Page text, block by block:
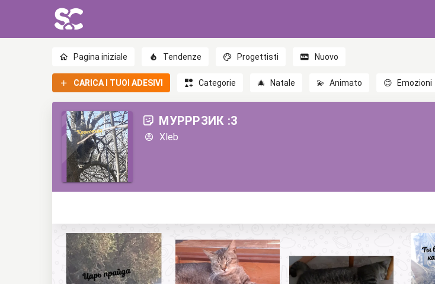
Pagina iniziale Tendenze Progettisti Nuovo
CARICA I TUOI ADESIVI Categorie 🎄 Natale 💫 Animato 😊 Emozioni
МУРРРЗИК :3
Xleb